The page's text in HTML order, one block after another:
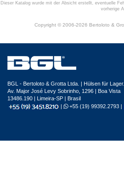
Dieser Katalog wurde mit der Absicht erstellt, eventuelle
vorherige
Copyright © 2006-2026 Bertoloto &
BGL - Bertoloto & Grotta Ltda. | Hülsen für Lager.
Av. Major José Levy Sobrinho, 1296 | Boa Vista
13486.190 | Limeira-SP | Brasil
|
+55 (19) 99392.2793 |